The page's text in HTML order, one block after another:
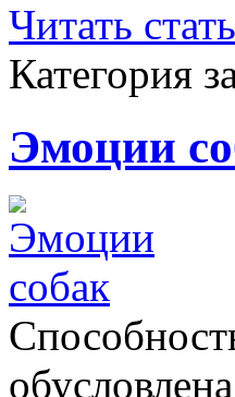
Читать
Категория
Эмоции